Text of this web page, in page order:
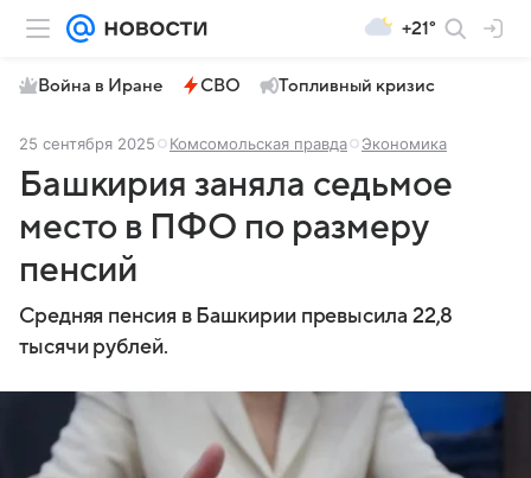
+21°
Война в Иране СВО Топливный кризис
25 сентября 2025 Комсомольская правда Экономика
Башкирия заняла седьмое
место в ПФО по размеру
пенсий
Средняя пенсия в Башкирии превысила 22,8
тысячи рублей.